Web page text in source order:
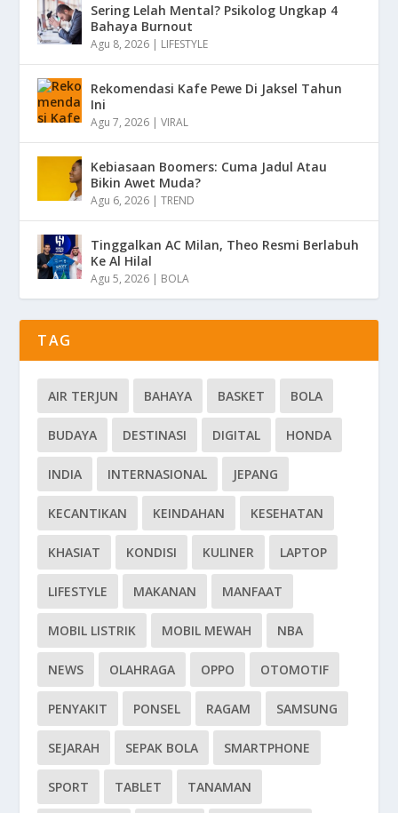
Sering Lelah Mental? Psikolog Ungkap 4
Bahaya Burnout
Agu 8, 2026 | LIFESTYLE
Rekomendasi Kafe Pewe Di Jaksel Tahun
Ini
Agu 7, 2026 |VIRAL
Kebiasaan Boomers: Cuma Jadul Atau
Bikin Awet Muda?
Agu 6, 2026 |TREND
Tinggalkan AC Milan, Theo Resmi Berlabuh
Ke Al Hilal
Agu 5, 2026 | BOLA
TAG
AIR TERJUN BAHAYA BASKET BOLA
BUDAYA DESTINASI DIGITAL HONDA
INDIA INTERNASIONAL JEPANG
KECANTIKAN KEINDAHAN KESEHATAN
KHASIAT KONDISI KULINER LAPTOP
LIFESTYLE MAKANAN MANFAAT
MOBIL LISTRIK MOBIL MEWAH NBA
NEWS OLAHRAGA OPPO OTOMOTIF
PENYAKIT PONSEL RAGAM SAMSUNG
SEJARAH SEPAK BOLA SMARTPHONE
SPORT TABLET TANAMAN